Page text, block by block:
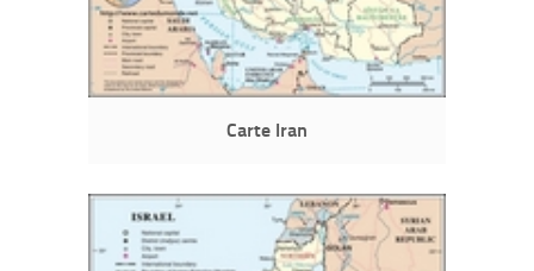
Carte Iran